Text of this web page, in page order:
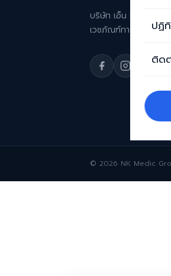
ปฏิ
ติด
บริษัท เอ็น เค เมดิค จำ
เวชภัณฑ์ทางการแพท
© 2026 NK Medic